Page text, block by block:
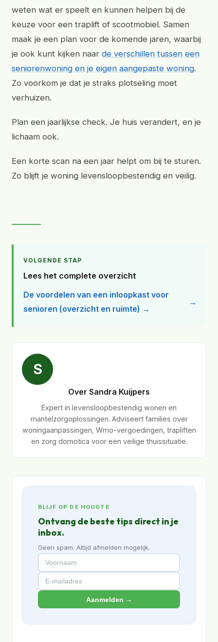
weten wat er speelt en kunnen helpen bij de
keuze voor een traplift of scootmobiel. Samen
maak je een plan voor de komende jaren, waarbij
je ook kunt kijken naar de verschillen tussen een
seniorenwoning en je eigen aangepaste woning.
Zo voorkom je dat je straks plotseling moet
verhuizen.
Plan een jaarlijkse check. Je huis verandert, en je
lichaam ook.
Een korte scan na een jaar helpt om bij te sturen.
Zo blijft je woning levensloopbestendig en veilig.
VOLGENDE STAP
Lees het complete overzicht
De voordelen van een inloopkast voor
senioren (overzicht en ruimte) →
S
Over Sandra Kuijpers
Expert in levensloopbestendig wonen en
mantelzorgoplossingen. Adviseert families over
woningaanpassingen, Wmo-vergoedingen, trapliften
en zorg domotica voor een veilige thuissituatie.
BLIJF OP DE HOOGTE
Ontvang de beste tips direct in je
inbox.
Geen spam. Altijd afmelden mogelijk.
Aanmelden →